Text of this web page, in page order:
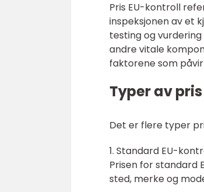
Pris EU-kontroll
inspeksjonen av et
testing og
andre vitale
faktorene som
Typer av
Det er flere typer
1. Standard EU-
Prisen for standard
sted, merke og